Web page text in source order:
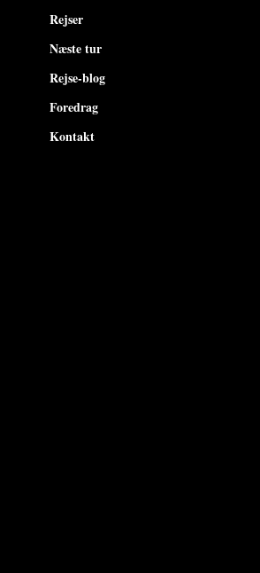
Rejser
Næste tur
Rejse-blog
Foredrag
Kontakt